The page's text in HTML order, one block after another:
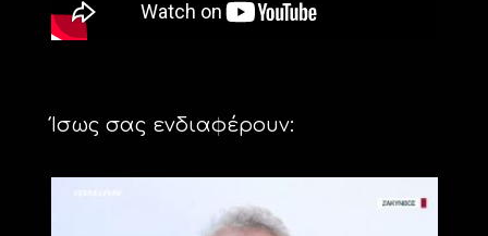
Ίσως σας ενδιαφέρουν: